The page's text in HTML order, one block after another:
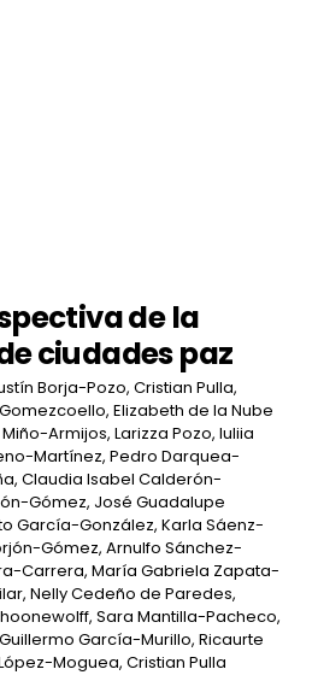
de la
ciudades paz
Borja-Pozo, Cristian Pulla,
Elizabeth de la Nube
Armijos, Larizza Pozo, Iuliia
Martínez, Pedro Darquea-
Claudia Isabel Calderón-
Gómez, José Guadalupe
García-González, Karla Sáenz-
Gómez, Arnulfo Sánchez-
Carrera, María Gabriela Zapata-
Nelly Cedeño de Paredes,
Sara Mantilla-Pacheco,
García-Murillo, Ricaurte
Moguea, Cristian Pulla